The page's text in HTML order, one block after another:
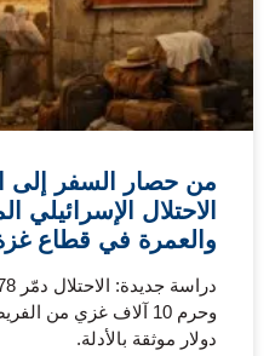
من حصار السفر إلى
الاحتلال
والعمرة في قطاع
دولار موثقة بالأدلة.